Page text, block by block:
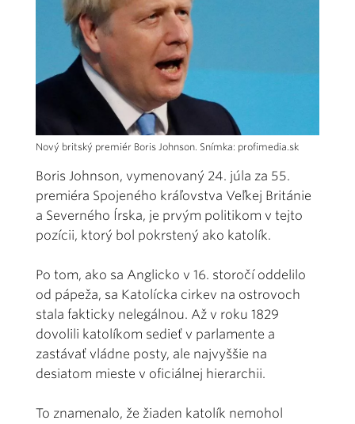
Nový britský premiér Boris Johnson. Snímka: profimedia.sk
Boris Johnson, vymenovaný 24. júla za 55.
premiéra Spojeného kráľovstva Veľkej Británie
a Severného Írska, je prvým politikom v tejto
pozícii, ktorý bol pokrstený ako katolík.
Po tom, ako sa Anglicko v 16. storočí oddelilo
od pápeža, sa Katolícka cirkev na ostrovoch
stala fakticky nelegálnou. Až v roku 1829
dovolili katolíkom sedieť v parlamente a
zastávať vládne posty, ale najvyššie na
desiatom mieste v oficiálnej hierarchii.
To znamenalo, že žiaden katolík nemohol